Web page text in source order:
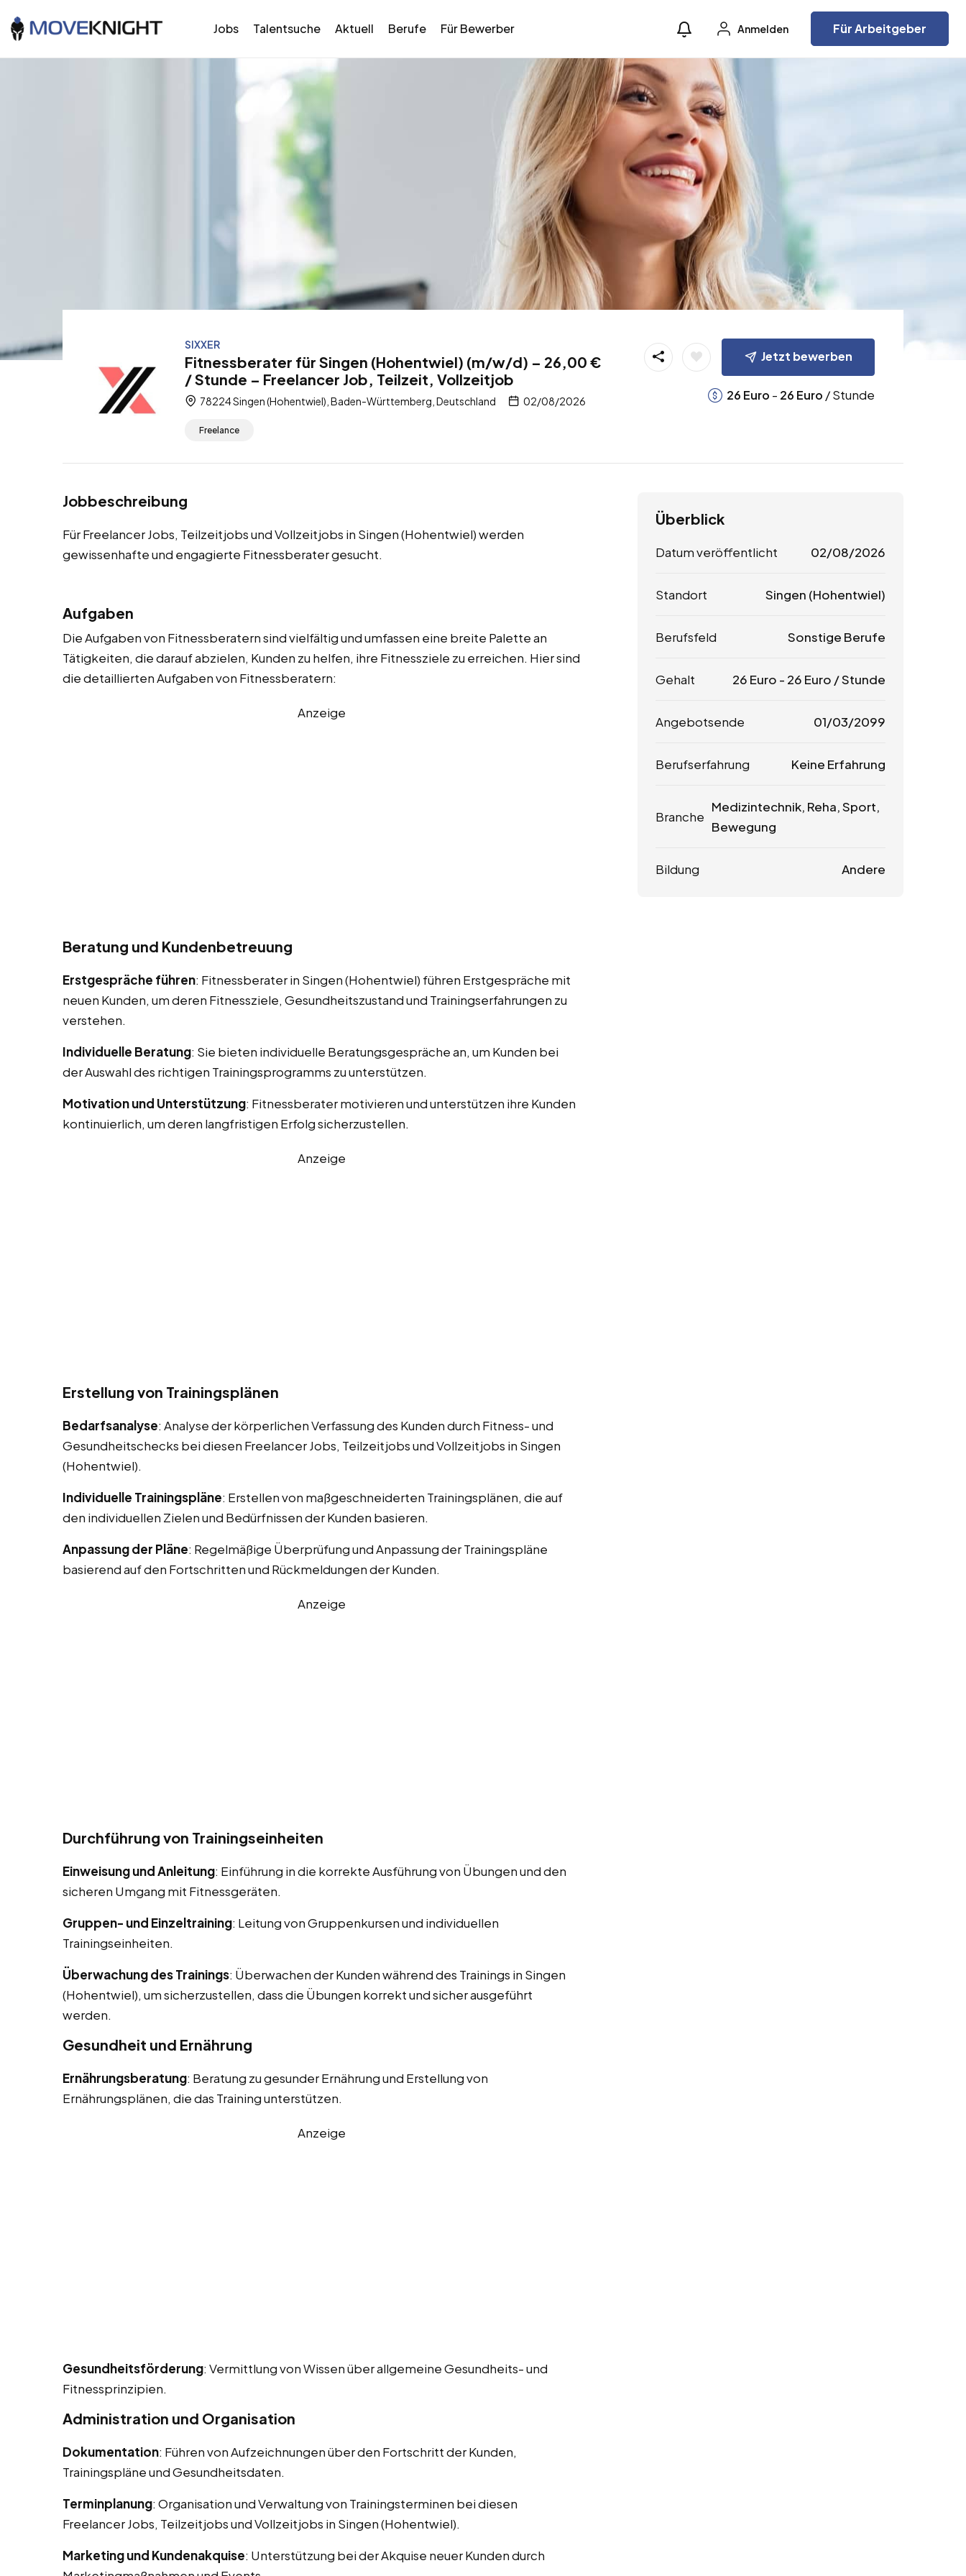
Jobs Talentsuche Aktuell Berufe Für Bewerber Anmelden Für Arbeitgeber
SIXXER
Fitnessberater für Singen (Hohentwiel) (m/w/d) – 26,00 €
/ Stunde – Freelancer Job, Teilzeit, Vollzeitjob
78224 Singen (Hohentwiel), Baden-Württemberg, Deutschland 02/08/2026
Freelance
Jetzt bewerben
26 Euro - 26 Euro / Stunde
Jobbeschreibung
Für Freelancer Jobs, Teilzeitjobs und Vollzeitjobs in Singen (Hohentwiel) werden
gewissenhafte und engagierte Fitnessberater gesucht.
Aufgaben
Die Aufgaben von Fitnessberatern sind vielfältig und umfassen eine breite Palette an
Tätigkeiten, die darauf abzielen, Kunden zu helfen, ihre Fitnessziele zu erreichen. Hier sind
die detaillierten Aufgaben von Fitnessberatern:
Anzeige
Beratung und Kundenbetreuung
Erstgespräche führen: Fitnessberater in Singen (Hohentwiel) führen Erstgespräche mit
neuen Kunden, um deren Fitnessziele, Gesundheitszustand und Trainingserfahrungen zu
verstehen.
Individuelle Beratung: Sie bieten individuelle Beratungsgespräche an, um Kunden bei
der Auswahl des richtigen Trainingsprogramms zu unterstützen.
Motivation und Unterstützung: Fitnessberater motivieren und unterstützen ihre Kunden
kontinuierlich, um deren langfristigen Erfolg sicherzustellen.
Anzeige
Erstellung von Trainingsplänen
Bedarfsanalyse: Analyse der körperlichen Verfassung des Kunden durch Fitness- und
Gesundheitschecks bei diesen Freelancer Jobs, Teilzeitjobs und Vollzeitjobs in Singen
(Hohentwiel).
Individuelle Trainingspläne: Erstellen von maßgeschneiderten Trainingsplänen, die auf
den individuellen Zielen und Bedürfnissen der Kunden basieren.
Anpassung der Pläne: Regelmäßige Überprüfung und Anpassung der Trainingspläne
basierend auf den Fortschritten und Rückmeldungen der Kunden.
Anzeige
Durchführung von Trainingseinheiten
Einweisung und Anleitung: Einführung in die korrekte Ausführung von Übungen und den
sicheren Umgang mit Fitnessgeräten.
Gruppen- und Einzeltraining: Leitung von Gruppenkursen und individuellen
Trainingseinheiten.
Überwachung des Trainings: Überwachen der Kunden während des Trainings in Singen
(Hohentwiel), um sicherzustellen, dass die Übungen korrekt und sicher ausgeführt
werden.
Gesundheit und Ernährung
Ernährungsberatung: Beratung zu gesunder Ernährung und Erstellung von
Ernährungsplänen, die das Training unterstützen.
Anzeige
Gesundheitsförderung: Vermittlung von Wissen über allgemeine Gesundheits- und
Fitnessprinzipien.
Administration und Organisation
Dokumentation: Führen von Aufzeichnungen über den Fortschritt der Kunden,
Trainingspläne und Gesundheitsdaten.
Terminplanung: Organisation und Verwaltung von Trainingsterminen bei diesen
Freelancer Jobs, Teilzeitjobs und Vollzeitjobs in Singen (Hohentwiel).
Marketing und Kundenakquise: Unterstützung bei der Akquise neuer Kunden durch
Überblick
Datum veröffentlicht 02/08/2026
Standort Singen (Hohentwiel)
Berufsfeld Sonstige Berufe
Gehalt 26 Euro - 26 Euro / Stunde
Angebotsende 01/03/2099
Berufserfahrung Keine Erfahrung
Branche
Medizintechnik, Reha, Sport,
Bewegung
Bildung Andere